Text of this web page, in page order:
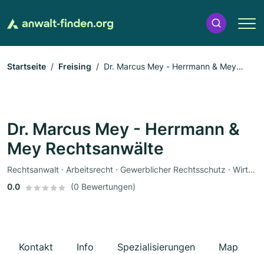
Startseite Freising
Dr. Marcus Mey - Herrmann & Mey
Dr. Marcus Mey - Herrmann &
Mey Rechtsanwälte
Rechtsanwalt · Arbeitsrecht · Gewerblicher Rechtsschutz · Wirtschaftsrecht · Strafrecht
0.0
(0 Bewertungen)
Kontakt Info Spezialisierungen Map